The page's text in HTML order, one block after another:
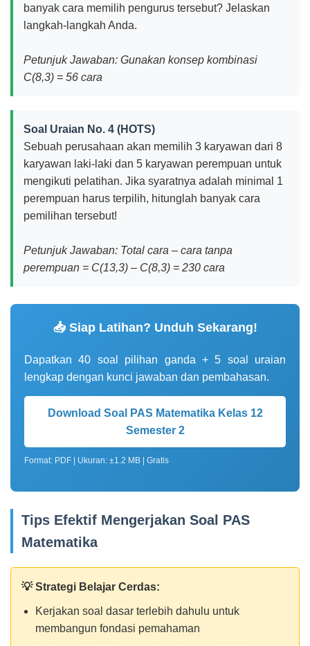
banyak cara memilih pengurus tersebut? Jelaskan
langkah-langkah Anda.
Petunjuk Jawaban: Gunakan konsep kombinasi
C(8,3) = 56 cara
Soal Uraian No. 4 (HOTS)
Sebuah perusahaan akan memilih 3 karyawan dari 8
karyawan laki-laki dan 5 karyawan perempuan untuk
mengikuti pelatihan. Jika syaratnya adalah minimal 1
perempuan harus terpilih, hitunglah banyak cara
pemilihan tersebut!
Petunjuk Jawaban: Total cara – cara tanpa
perempuan = C(13,3) – C(8,3) = 230 cara
📥 Siap Latihan? Unduh Sekarang!
Dapatkan 40 soal pilihan ganda + 5 soal uraian
lengkap dengan kunci jawaban dan pembahasan.
Download Soal PAS Matematika Kelas 12
Semester 2
Format: PDF | Ukuran: ±1.2 MB | Gratis
Tips Efektif Mengerjakan Soal PAS
Matematika
💡 Strategi Belajar Cerdas:
Kerjakan soal dasar terlebih dahulu untuk
membangun fondasi pemahaman